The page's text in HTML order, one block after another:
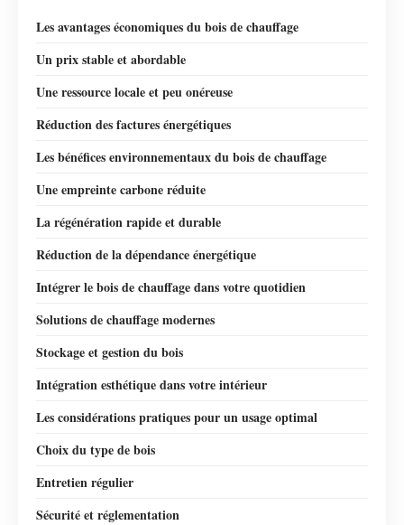
Les avantages économiques du bois de chauffage
Un prix stable et abordable
Une ressource locale et peu onéreuse
Réduction des factures énergétiques
Les bénéfices environnementaux du bois de chauffage
Une empreinte carbone réduite
La régénération rapide et durable
Réduction de la dépendance énergétique
Intégrer le bois de chauffage dans votre quotidien
Solutions de chauffage modernes
Stockage et gestion du bois
Intégration esthétique dans votre intérieur
Les considérations pratiques pour un usage optimal
Choix du type de bois
Entretien régulier
Sécurité et réglementation